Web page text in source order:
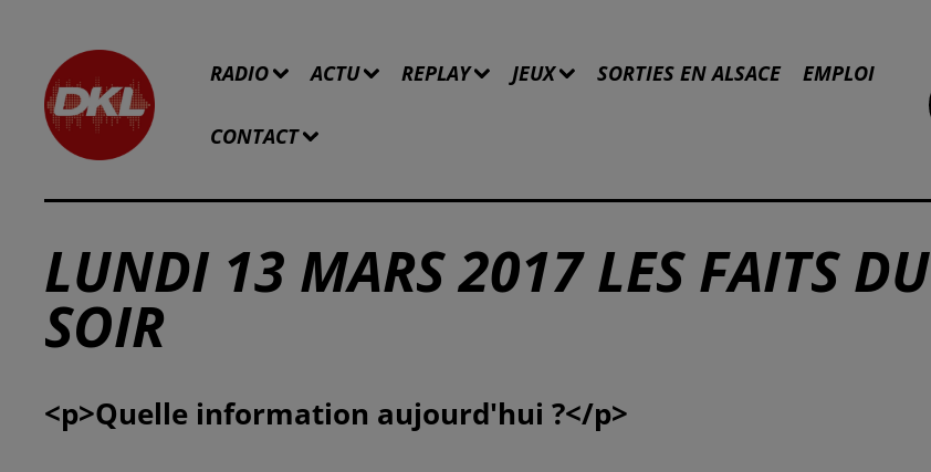
RADIO ACTU REPLAY JEUX SORTIES EN ALSACE EMPLOI
CONTACT
LUNDI 13 MARS 2017 LES FAITS DU
SOIR